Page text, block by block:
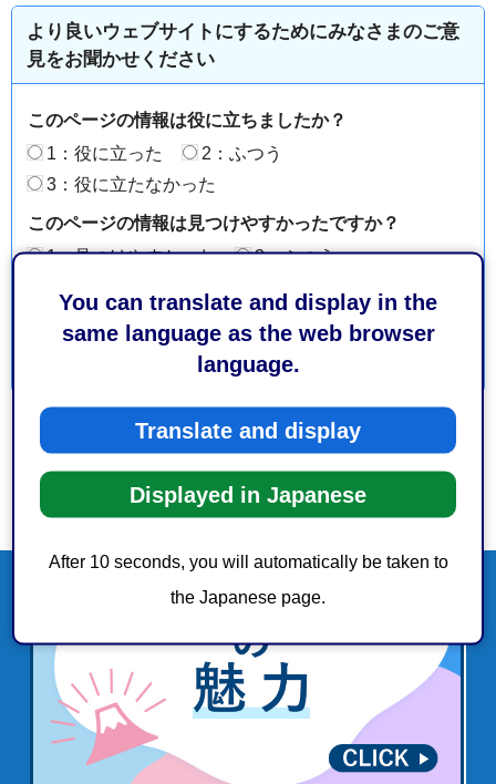
You can translate and display in the
same language as the web browser
language.
Translate and display
Displayed in Japanese
After 10 seconds, you will automatically be taken to
the Japanese page.
より良いウェブサイトにするためにみなさまのご意
見をお聞かせください
このページの情報は役に立ちましたか？
1：役に立った
2：ふつう
3：役に立たなかった
このページの情報は見つけやすかったですか？
1：見つけやすかった
2：ふつう